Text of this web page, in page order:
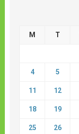
M T
4 5
11 12
18 19
25 26